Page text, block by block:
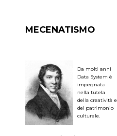
MECENATISMO
Da molti anni
Data System è
impegnata
nella tutela
della creatività e
del patrimonio
culturale.